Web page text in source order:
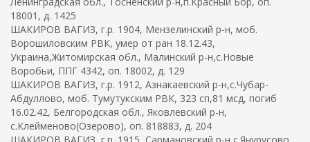
18001, д. 1425
ШАКИРОВ ВАГИЗ, г.р. 1904, Мензелинский р-н, моб.
Ворошиловским РВК, умер от ран 18.12.43,
Украина,Житомирская обл., Малинский р-н,с.Новые
Воробьи, ППГ 4342, оп. 18002, д. 129
ШАКИРОВ ВАГИЗ, г.р. 1912, Азнакаевский р-н,с.Чубар-
Абдуллово, моб. Тумутукским РВК, 323 сп,81 мсд, погиб
16.02.42, Белгородская обл., Яковлевский р-н,
с.Клейменово(Озерово), оп. 818883, д. 204